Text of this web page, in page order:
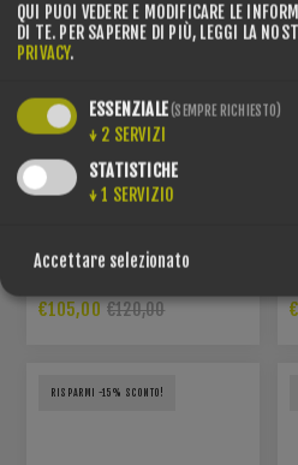
BINDINGS
€105,00 €120,00
RISPARMI -15% SCONTO!
QUI PUOI VEDERE E MODIFICARE LE
DI TE. PER SAPERNE DI PIÙ, LEGGI LA
PRIVACY.
ESSENZIALE(SEMPRE RICHIESTO)
↓ 2 SERVIZI
STATISTICHE
↓ 1 SERVIZIO
Accettare selezionato